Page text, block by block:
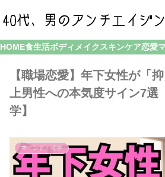
HOME食生活ボディメイク スキンケア恋愛
【職場恋愛】年下女性が「
上男性への本気度サイン7選
学】
マインド・哲学